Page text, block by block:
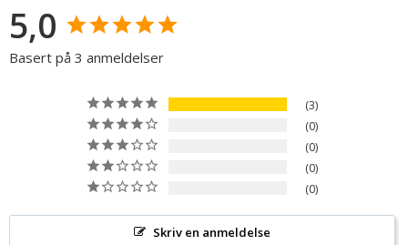
5,0
Basert på 3 anmeldelser
3
0
0
0
0
Skriv en anmeldelse